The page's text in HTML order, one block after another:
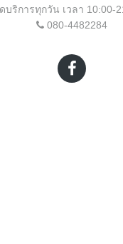
บริการทุกวัน เวลา 10:00-
080-4482284